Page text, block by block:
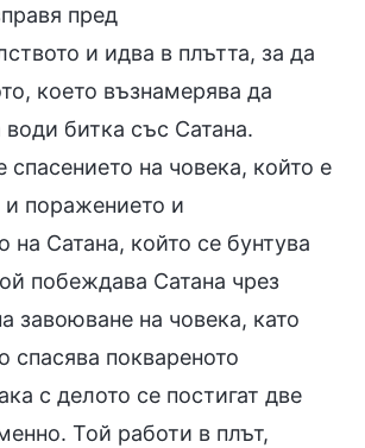
пред
и идва в плътта, за да
което възнамерява да
битка със Сатана.
спасението на човека, който е
и поражението и
Сатана, който се бунтува
побеждава Сатана чрез
завоюване на човека, като
спасява поквареното
с делото се постигат две
Той работи в плът,